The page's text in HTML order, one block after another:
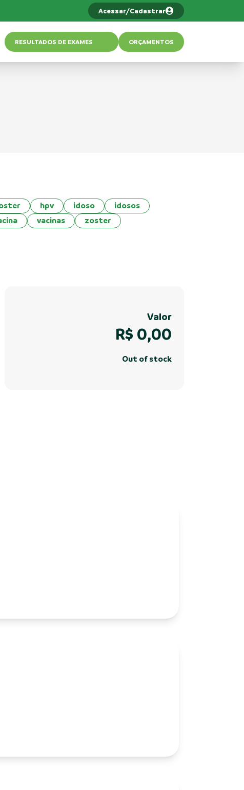
Acessar/Cadastrar
RESULTADOS DE EXAMES ORÇAMENTOS
hpv idoso
idosos
vacinas zoster
Valor
R$ 0,00
Out of stock